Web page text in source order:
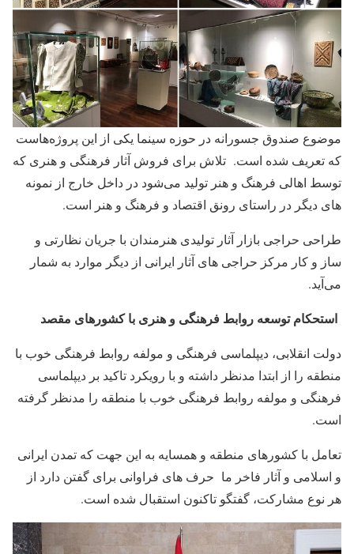
موضوع صندوق جسورانه در حوزه سینما یکی از این پروژه‌هاست
که تعریف شده است. تلاش برای فروش آثار فرهنگی و هنری که
توسط اهالی فرهنگ و هنر تولید می‌شود در داخل خارج از نمونه
های دیگر در راستای رونق اقتصاد و فرهنگ و هنر است.
طراحی حراجی بازار آثار تولیدی هنرمندان با جریان نظارتی و
ساز و کار مرکز حراجی های آثار ایرانی از دیگر موارد به شمار
می‌آید.
استحکام توسعه روابط فرهنگی و هنری با کشورهای مقصد
دولت انقلابی، دیپلماسی فرهنگی و مولفه روابط فرهنگی خوب با
منطقه را از ابتدا مدنظر داشته و با رویکرد تاکید بر دیپلماسی
فرهنگی و مولفه روابط فرهنگی خوب با منطقه را مدنظر گرفته
است.
تعامل با کشورهای منطقه و همسایه به این جهت که تمدن ایرانی
و اسلامی و آثار فاخر ما حرف های فراوانی برای گفتن دارد از
هر نوع مشارکت، گفتگو تاکنون استقبال شده است.